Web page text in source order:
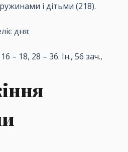
і дітьми (218).
дня:
– 18, 28 – 36. Ін., 56 зач.,